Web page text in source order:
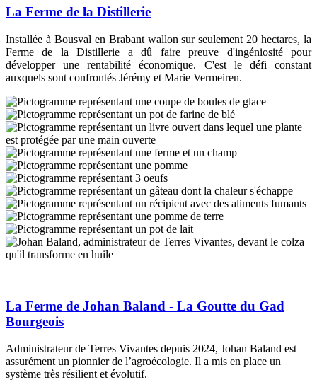
La Ferme de la Distillerie
Description
Installée à Bousval en Brabant wallon sur seulement 20 hectares, la
Ferme de la Distillerie a dû faire preuve d'ingéniosité pour
développer une rentabilité économique. C'est le défi constant
auxquels sont confrontés Jérémy et Marie Vermeiren.
Type
de
productions
Image
Image
Image
Image
Image
Image
Image
Image
Image
Image
Image
La Ferme de Johan Baland - La Goutte du Gad
Bourgeois
Description
Administrateur de Terres Vivantes depuis 2024, Johan Baland est
assurément un pionnier de l’agroécologie. Il a mis en place un
système très résilient et évolutif.